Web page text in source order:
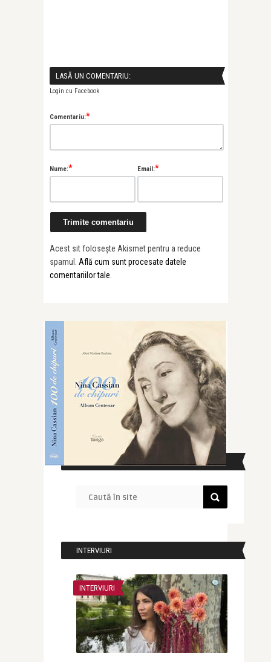
LASĂ UN COMENTARIU:
Login cu Facebook
Comentariu:*
Nume:* Email:*
Acest sit folosește Akismet pentru a reduce
spamul. Află cum sunt procesate datele
comentariilor tale.
CAUTĂ ÎN SITE
INTERVIURI
INTERVIURI